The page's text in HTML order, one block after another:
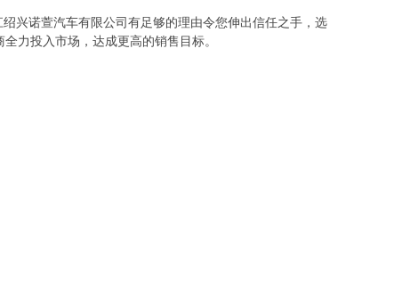
兴诺萱汽车有限公司有足够的理由令您伸出信任之手，选
力投入市场，达成更高的销售目标。